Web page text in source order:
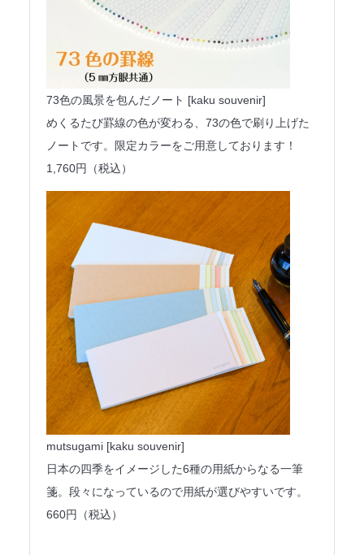
73色の風景を包んだノート [kaku souvenir]
めくるたび罫線の色が変わる、73の色で刷り上げた
ノートです。限定カラーをご用意しております！
1,760円（税込）
mutsugami [kaku souvenir]
日本の四季をイメージした6種の用紙からなる一筆
箋。段々になっているので用紙が選びやすいです。
660円（税込）